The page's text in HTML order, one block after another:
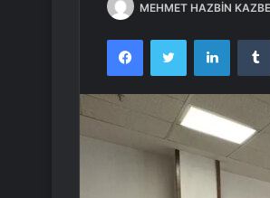
MEHMET HAZBİN
FacebookTwitter